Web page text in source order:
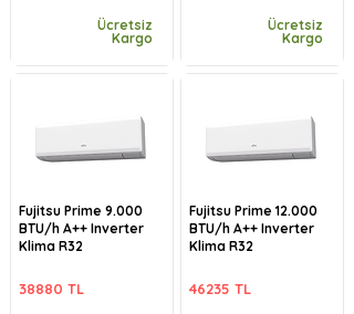
Ücretsiz
Kargo
Fujitsu Prime 9.000
BTU/h A++ Inverter
Klima R32
38880 TL
Ücretsiz
Kargo
Fujitsu Prime 12.000
BTU/h A++ Inverter
Klima R32
46235 TL